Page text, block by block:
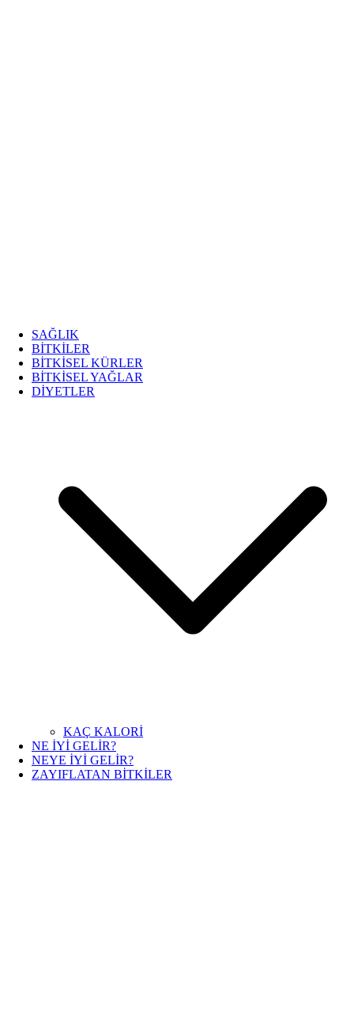
SAĞLIK
BİTKİLER
BİTKİSEL KÜRLER
BİTKİSEL YAĞLAR
DİYETLER
KAÇ KALORİ
NE İYİ GELİR?
NEYE İYİ GELİR?
ZAYIFLATAN BİTKİLER